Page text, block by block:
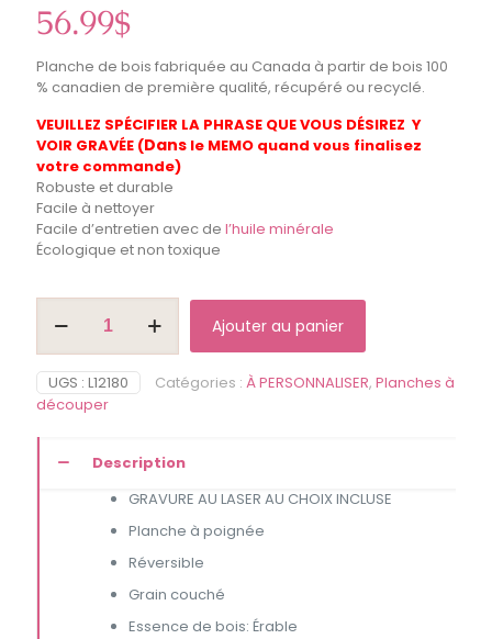
56.99$
Planche de bois fabriquée au Canada à partir de bois 100
% canadien de première qualité, récupéré ou recyclé.
VEUILLEZ SPÉCIFIER LA PHRASE QUE VOUS DÉSIREZ Y
VOIR GRAVÉE (Dans le MEMO quand vous finalisez
votre commande)
Robuste et durable
Facile à nettoyer
Facile d’entretien avec de l’huile minérale
Écologique et non toxique
Planche
à
rôti
à
personnaliser
Ajouter au panier
UGS : L12180 Catégories : À PERSONNALISER, Planches à
découper
Description
GRAVURE AU LASER AU CHOIX INCLUSE
Planche à poignée
Réversible
Grain couché
Essence de bois: Érable